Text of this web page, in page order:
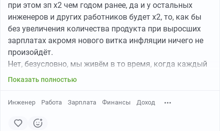
при этом зп х2 чем годом ранее, да и у остальных
инженеров и других работников будет х2, то, как бы
без увеличения количества продукта при выросших
зарплатах акромя нового витка инфляции ничего не
произойдёт.
Нет, безусловно, мы живём в то время, когда каждый
сам за себя, и кто лучше устроился/пристроился в
разрезе молодец), но скидывать все беды чисто на
жадности причины своих бед несколько близоруко
Показать полностью
Инженер Работа Зарплата Финансы Доход